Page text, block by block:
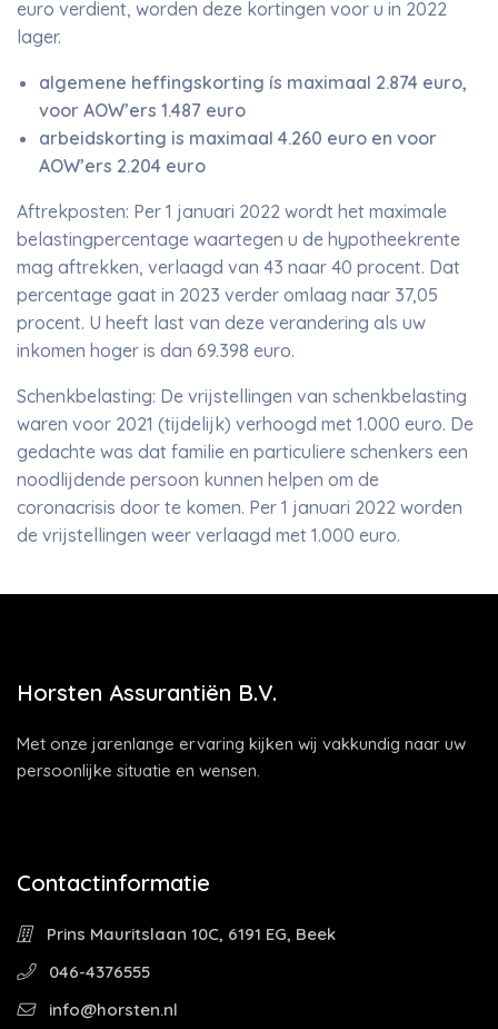
euro verdient, worden deze kortingen voor u in 2022
lager.
algemene heffingskorting ís maximaal 2.874 euro,
voor AOW’ers 1.487 euro
arbeidskorting is maximaal 4.260 euro en voor
AOW’ers 2.204 euro
Aftrekposten: Per 1 januari 2022 wordt het maximale
belastingpercentage waartegen u de hypotheekrente
mag aftrekken, verlaagd van 43 naar 40 procent. Dat
percentage gaat in 2023 verder omlaag naar 37,05
procent. U heeft last van deze verandering als uw
inkomen hoger is dan 69.398 euro.
Schenkbelasting: De vrijstellingen van schenkbelasting
waren voor 2021 (tijdelijk) verhoogd met 1.000 euro. De
gedachte was dat familie en particuliere schenkers een
noodlijdende persoon kunnen helpen om de
coronacrisis door te komen. Per 1 januari 2022 worden
de vrijstellingen weer verlaagd met 1.000 euro.
Horsten Assurantiën B.V.
Met onze jarenlange ervaring kijken wij vakkundig naar uw
persoonlijke situatie en wensen.
Contactinformatie
Prins Mauritslaan 10C, 6191 EG, Beek
046-4376555
info@horsten.nl